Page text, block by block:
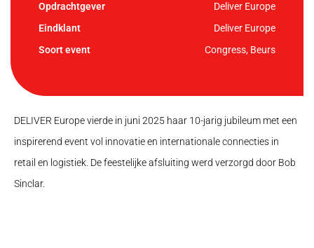
Deliver Europe
Deliver Europe
Congress, Beurs
DELIVER Europe vierde in juni 2025 haar 10-jarig jubileum met een
inspirerend event vol innovatie en internationale connecties in
retail en logistiek. De feestelijke afsluiting werd verzorgd door Bob
Sinclar.